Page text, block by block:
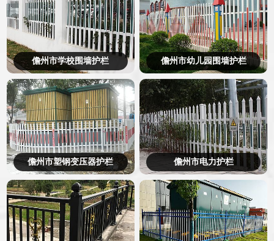
儋州市学校围墙护栏 儋州市幼儿园围墙护栏
儋州市塑钢变压器护栏 儋州市电力护栏